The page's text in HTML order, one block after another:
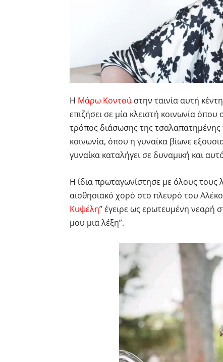
Η Μάρω Κοντού στην ταινία αυτή
επιζήσει σε μία κλειστή κοινωνία
τρόπος διάσωσης της τσαλαπατημένης
κοινωνία, όπου η γυναίκα βίωνε
γυναίκα καταλήγει σε δυναμική και
Η ίδια πρωταγωνίστησε με όλους
αισθησιακό χορό στο πλευρό του
Κυψέλη” έγειρε ως ερωτευμένη νεαρή
μου μια λέξη”.